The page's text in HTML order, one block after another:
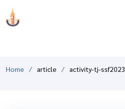
Home article activity-tj-ssf2023